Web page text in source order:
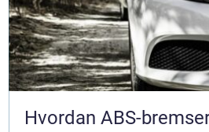
Hvordan ABS-